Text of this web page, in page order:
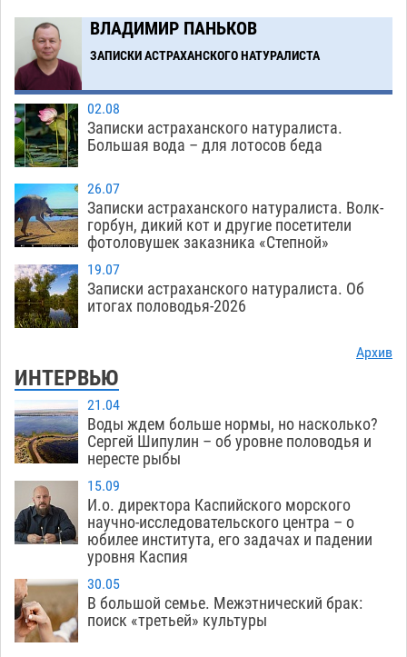
18:57
В Астрахани впервые открыли смену по
теории игр
ВЛАДИМИР ПАНЬКОВ
ЗАПИСКИ АСТРАХАНСКОГО НАТУРАЛИСТА
02.08
Записки астраханского натуралиста.
Большая вода – для лотосов беда
26.07
Записки астраханского натуралиста. Волк-
горбун, дикий кот и другие посетители
фотоловушек заказника «Степной»
19.07
Записки астраханского натуралиста. Об
итогах половодья-2026
Архив
ИНТЕРВЬЮ
21.04
Воды ждем больше нормы, но насколько?
Сергей Шипулин – об уровне половодья и
нересте рыбы
15.09
И.о. директора Каспийского морского
научно-исследовательского центра – о
юбилее института, его задачах и падении
уровня Каспия
30.05
В большой семье. Межэтнический брак:
поиск «третьей» культуры